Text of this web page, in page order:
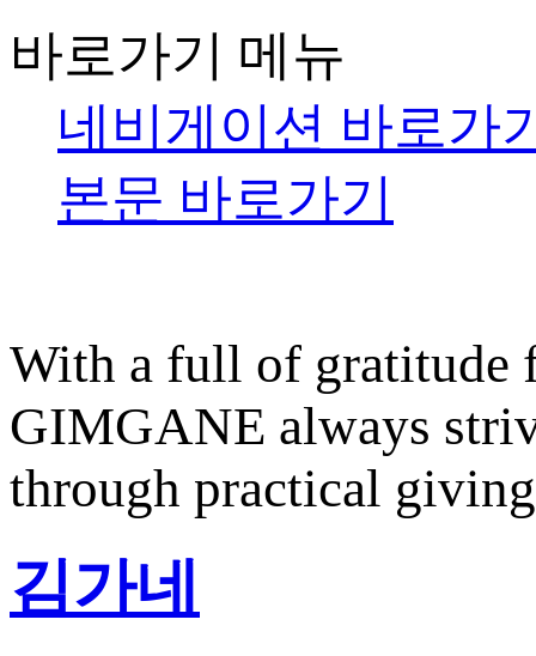
바로가기 메뉴
네비게이션 바로가
본문 바로가기
With a full of gratitude
GIMGANE always
through practical
김가네